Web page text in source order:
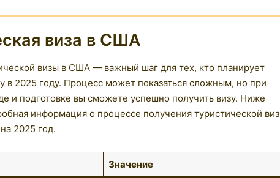
виза в США
визы в США — важный шаг для тех, кто планирует
в 2025 году. Процесс может показаться сложным, но при
и подготовке вы сможете успешно получить визу. Ниже
информация о процессе получения туристической
2025 год.
Значение